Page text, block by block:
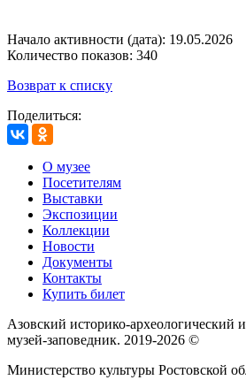
Начало активности (дата): 19.05.2026
Количество показов: 340
Возврат к списку
Поделиться:
О музее
Посетителям
Выставки
Экспозиции
Коллекции
Новости
Документы
Контакты
Купить билет
Азовский историко‑археологический
музей‑заповедник. 2019-2026 ©
Министерство культуры Ростовской